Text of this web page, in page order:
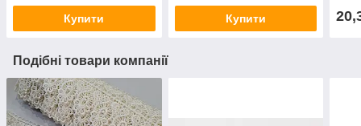
Купити Купити
Подібні товари компанії